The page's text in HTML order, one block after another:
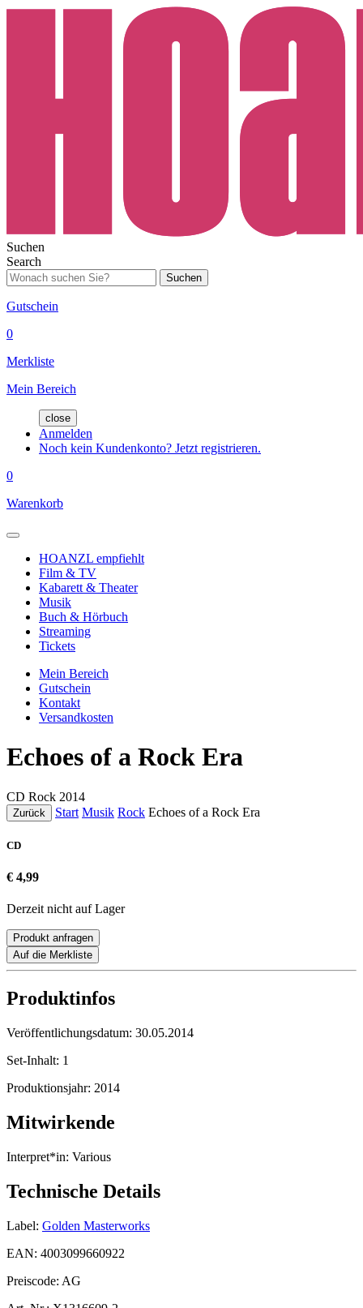
Suchen
Search
Suchen
Gutschein
0
Merkliste
Mein Bereich
close
Anmelden
Noch kein Kundenkonto? Jetzt registrieren.
0
Warenkorb
HOANZL empfiehlt
Film & TV
Kabarett & Theater
Musik
Buch & Hörbuch
Streaming
Tickets
Mein Bereich
Gutschein
Kontakt
Versandkosten
Echoes of a Rock Era
CD Rock 2014
Zurück Start Musik Rock Echoes of a Rock Era
CD
€ 4,99
Derzeit nicht auf Lager
Produkt anfragen
Auf die Merkliste
Produktinfos
Veröffentlichungsdatum: 30.05.2014
Set-Inhalt: 1
Produktionsjahr: 2014
Mitwirkende
Interpret*in: Various
Technische Details
Label: Golden Masterworks
EAN: 4003099660922
Preiscode: AG